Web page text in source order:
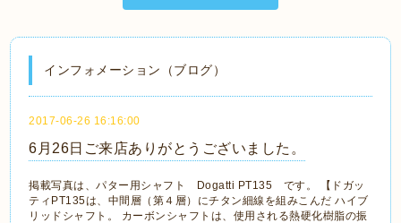
インフォメーション（ブログ）
2017-06-26 16:16:00
6月26日ご来店ありがとうございました。
掲載写真は、パター用シャフト Dogatti PT135 です。 【ドガッ
ティPT135は、中間層（第４層）にチタン細線を組みこんだ ハイブ
リッドシャフト。 カーボンシャフトは、使用される熱硬化樹脂の振